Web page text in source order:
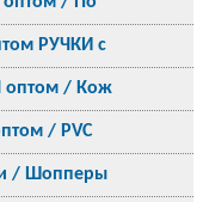
РУЧКИ с
оптом / Кож
/ PVC
/ Шопперы